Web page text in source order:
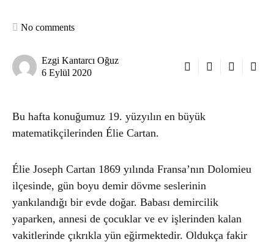
No comments
Ezgi Kantarcı Oğuz
6 Eylül 2020
Bu hafta konuğumuz 19. yüzyılın en büyük
matematikçilerinden Élie Cartan.
Élie Joseph Cartan 1869 yılında Fransa’nın Dolomieu
ilçesinde, gün boyu demir dövme seslerinin
yankılandığı bir evde doğar. Babası demircilik
yaparken, annesi de çocuklar ve ev işlerinden kalan
vakitlerinde çıkrıkla yün eğirmektedir. Oldukça fakir